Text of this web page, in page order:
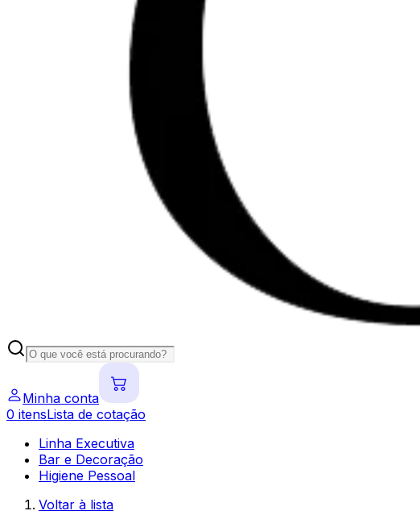
Minha conta
0 itensLista de cotação
Linha Executiva
Bar e Decoração
Higiene Pessoal
Voltar à lista